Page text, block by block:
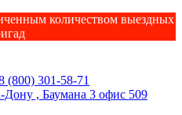
количеством выездных
(800) 301-58-71
Дону , Баумана 3 офис 509